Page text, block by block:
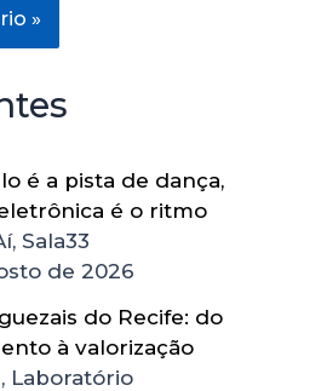
é a pista de dança,
é o ritmo
Sala33
de 2026
do Recife: do
à valorização
Laboratório